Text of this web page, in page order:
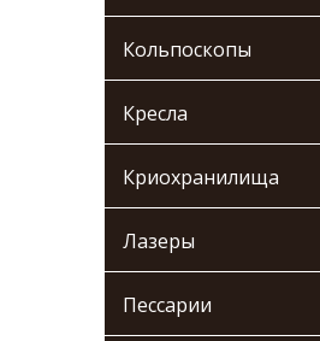
Кольпоскопы
Кресла
Криохранилища
Лазеры
Пессарии